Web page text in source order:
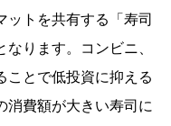
ットを共有する「寿司
ります。コンビニ、
ことで低投資に抑える
消費額が大きい寿司に